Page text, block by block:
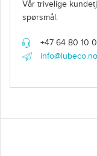
Vår trivelige
spørsmål.
+47 64 80 10
info@lubeco.no